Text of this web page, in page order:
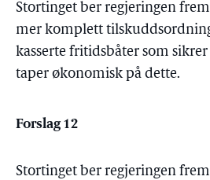
Stortinget ber regjeringen
mer komplett
kasserte fritidsbåter som
taper økonomisk på dette.
Forslag 12
Stortinget ber regjeringen